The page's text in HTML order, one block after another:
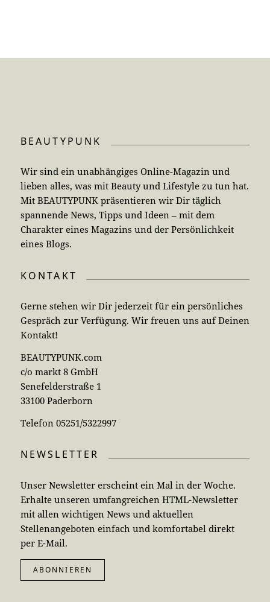
BEAUTYPUNK
Wir sind ein unabhängiges Online-Magazin und
lieben alles, was mit Beauty und Lifestyle zu tun hat.
Mit BEAUTYPUNK präsentieren wir Dir täglich
spannende News, Tipps und Ideen – mit dem
Charakter eines Magazins und der Persönlichkeit
eines Blogs.
KONTAKT
Gerne stehen wir Dir jederzeit für ein persönliches
Gespräch zur Verfügung. Wir freuen uns auf Deinen
Kontakt!
BEAUTYPUNK.com
c/o markt 8 GmbH
Senefelderstraße 1
33100 Paderborn
Telefon 05251/5322997
NEWSLETTER
Unser Newsletter erscheint ein Mal in der Woche.
Erhalte unseren umfangreichen HTML-Newsletter
mit allen wichtigen News und aktuellen
Stellenangeboten einfach und komfortabel direkt
per E-Mail.
ABONNIEREN